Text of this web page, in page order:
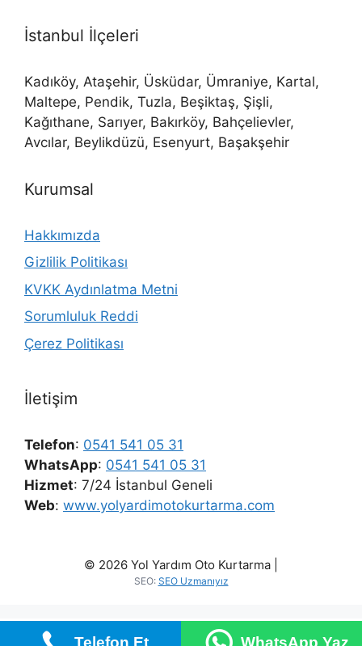
İstanbul İlçeleri
Kadıköy, Ataşehir, Üsküdar, Ümraniye, Kartal,
Maltepe, Pendik, Tuzla, Beşiktaş, Şişli,
Kağıthane, Sarıyer, Bakırköy, Bahçelievler,
Avcılar, Beylikdüzü, Esenyurt, Başakşehir
Kurumsal
Hakkımızda
Gizlilik Politikası
KVKK Aydınlatma Metni
Sorumluluk Reddi
Çerez Politikası
İletişim
Telefon: 0541 541 05 31
WhatsApp: 0541 541 05 31
Hizmet: 7/24 İstanbul Geneli
Web: www.yolyardimotokurtarma.com
© 2026 Yol Yardım Oto Kurtarma |
SEO: SEO Uzmanıyız
Telefon Et WhatsApp Yaz